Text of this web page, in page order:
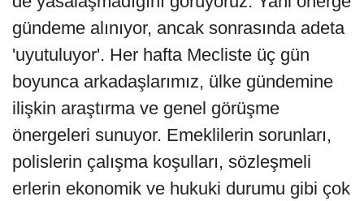
gündeme alınıyor, ancak sonrasında adeta
'uyutuluyor'. Her hafta Mecliste üç gün
boyunca arkadaşlarımız, ülke gündemine
ilişkin araştırma ve genel görüşme
önergeleri sunuyor. Emeklilerin sorunları,
polislerin çalışma koşulları, sözleşmeli
erlerin ekonomik ve hukuki durumu gibi çok